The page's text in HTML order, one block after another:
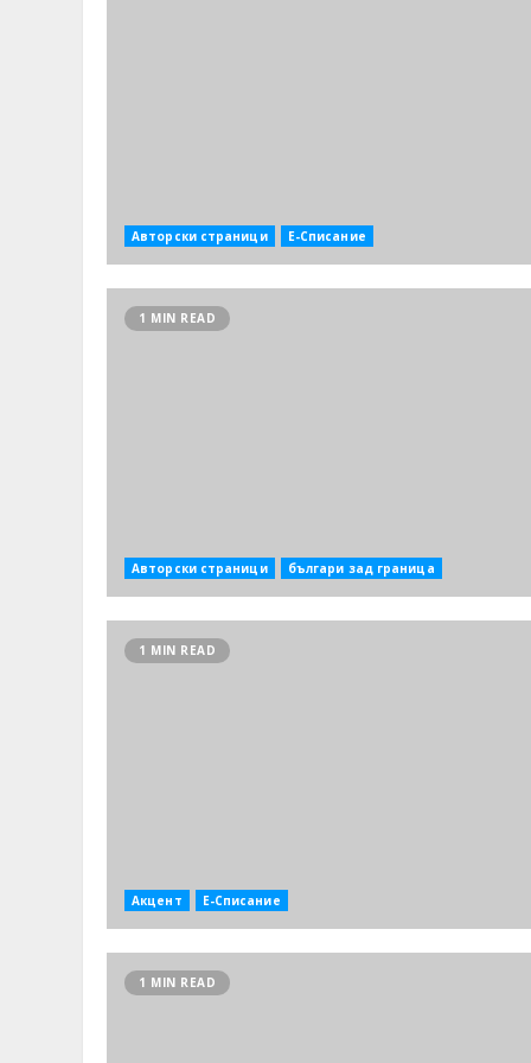
Авторски страници Е-Списание
1 MIN READ
Авторски страници българи зад граница
1 MIN READ
Акцент Е-Списание
1 MIN READ